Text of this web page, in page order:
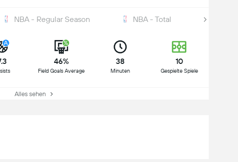
NBA - Regular Season NBA - Total
46%
Field Goals Average
38
Minuten
10
Gespielte Spiele
Alles sehen